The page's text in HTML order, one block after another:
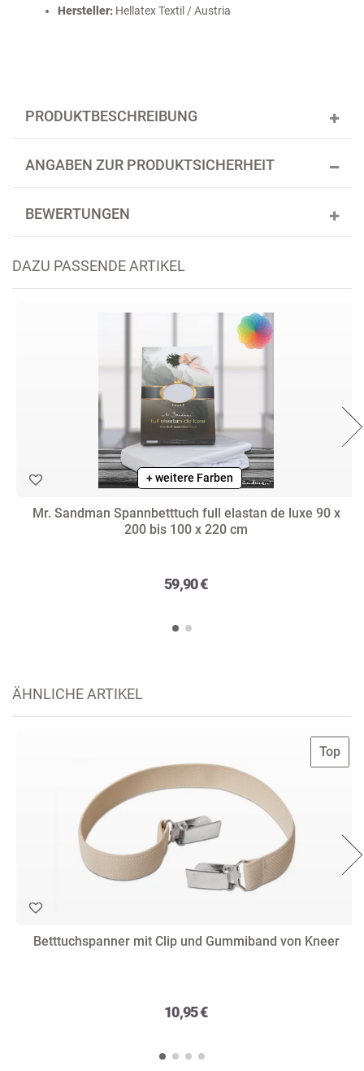
Hersteller: Hellatex Textil / Austria
PRODUKTBESCHREIBUNG
ANGABEN ZUR PRODUKTSICHERHEIT
BEWERTUNGEN
DAZU PASSENDE ARTIKEL
+ weitere Farben
Mr. Sandman Spannbetttuch full elastan de luxe 90 x
200 bis 100 x 220 cm
59,90 €
ÄHNLICHE ARTIKEL
Top
Betttuchspanner mit Clip und Gummiband von Kneer
10,95 €